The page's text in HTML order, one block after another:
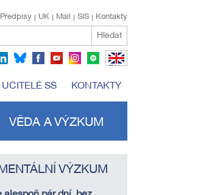
Kontakty
SIS
Mail
UK
Předpisy
Hledat
EN
UČITELÉ SŠ KONTAKTY
VĚDA A VÝZKUM
VÝZKUM